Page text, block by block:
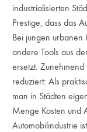
industrialisierten
Prestige, dass das
Bei jungen urbanen
andere Tools aus
ersetzt.
reduziert: Als
man in Städten
Menge Kosten und
Automobilindustrie